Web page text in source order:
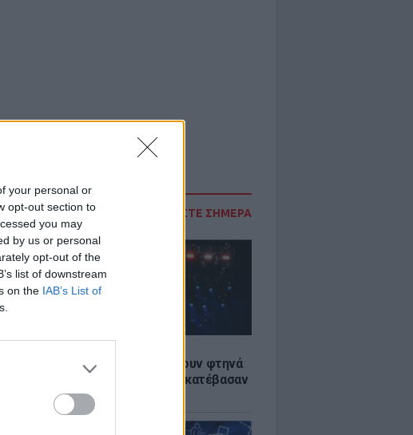
your personal or
opt-out section to
you may
by us or personal
opt-out of the
list of downstream
on the IAB’s List of
ΔΙΑΒΑΣΤΕ ΣΗΜΕΡΑ
Οι συναυλίες επιτέλους βγάζουν φτηνά
εισιτήρια - Ποιοι καλλιτέχνες κατέβασαν
τις τιμές